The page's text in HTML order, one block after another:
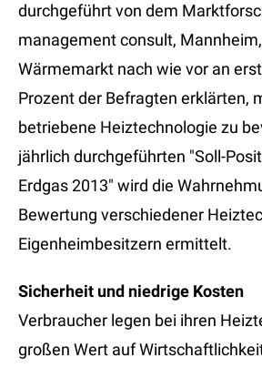
durchgeführt von dem
management consult,
Wärmemarkt nach wie vor an
Prozent der Befragten erklärten,
betriebene Heiztechnologie zu
jährlich durchgeführten "Soll-
Erdgas 2013" wird die
Bewertung verschiedener
Eigenheimbesitzern ermittelt.
Sicherheit und niedrige Kosten
Verbraucher legen bei ihren
großen Wert auf